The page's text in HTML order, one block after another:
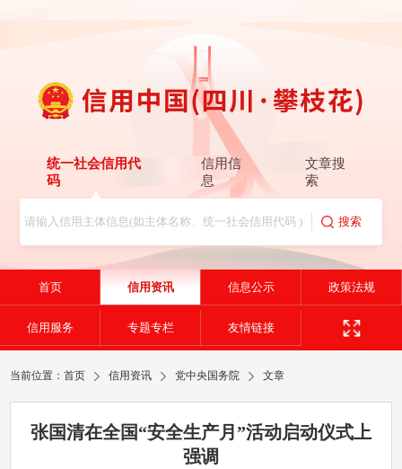
统一社会信用代
码
信用信
息
文章搜
索
首页 信用资讯 信息公示 政策法规
信用服务 专题专栏 友情链接
当前位置：首页 信用资讯 党中央国务院 文章
张国清在全国“安全生产月”活动启动仪式上
强调